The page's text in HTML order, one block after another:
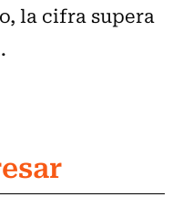
la cifra supera